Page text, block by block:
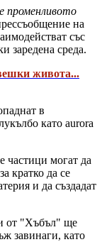
променливото
на
със
заредена среда.
живота...
в
като aurora
частици могат да
кратко да се
и да създадат
от "Хъбъл" ще
завинаги, като